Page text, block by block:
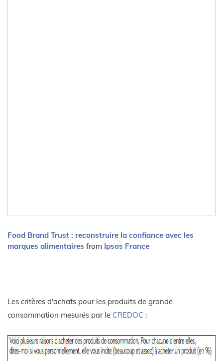
Food Brand Trust : reconstruire la confiance avec les
marques alimentaires from Ipsos France
Les critères d'achats pour les produits de grande
consommation mesurés par le CREDOC :